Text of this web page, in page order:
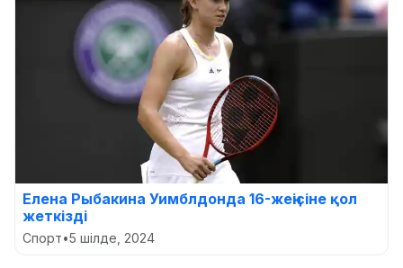
Елена Рыбакина Уимблдонда 16-жеңісіне қол
жеткізді
Спорт•5 шілде, 2024